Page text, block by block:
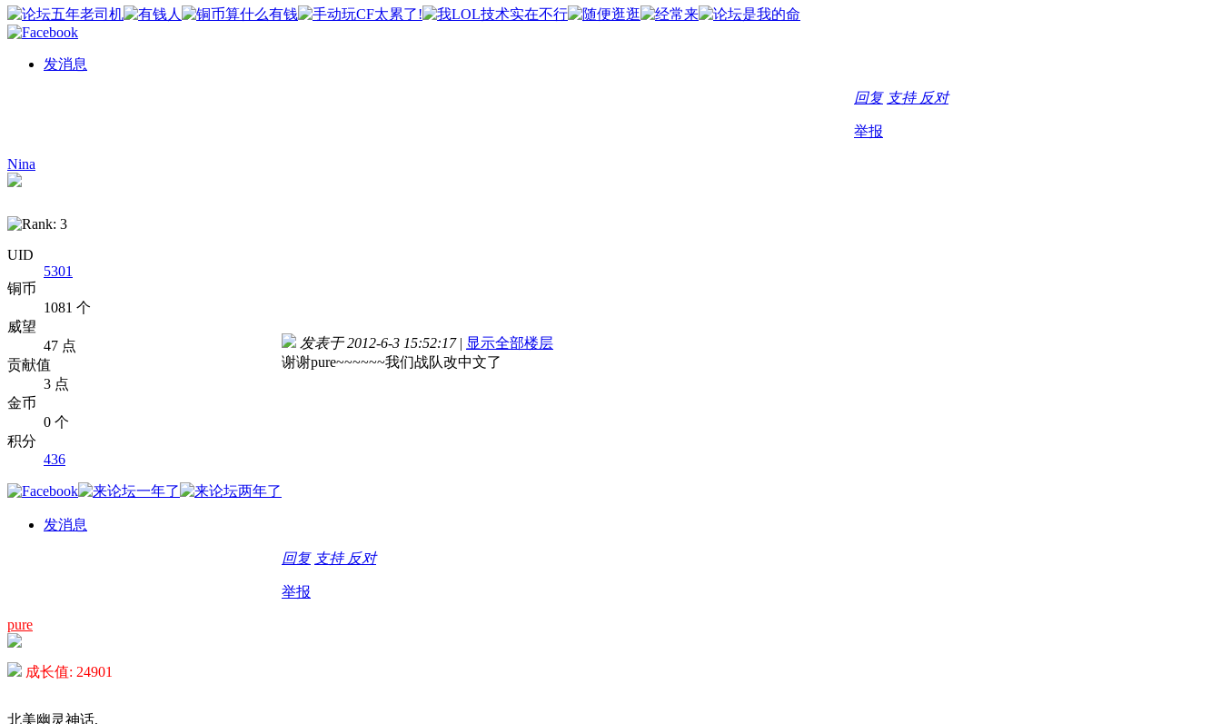
发消息
回复 支持 反对
举报
Nina
UID
5301
铜币
1081 个
威望
47 点
贡献值
3 点
金币
0 个
积分
436
发消息
发表于 2012-6-3 15:52:17 | 显示全部楼层
谢谢pure~~~~~~我们战队改中文了
回复 支持 反对
举报
pure
成长值: 24901
北美幽灵神话,